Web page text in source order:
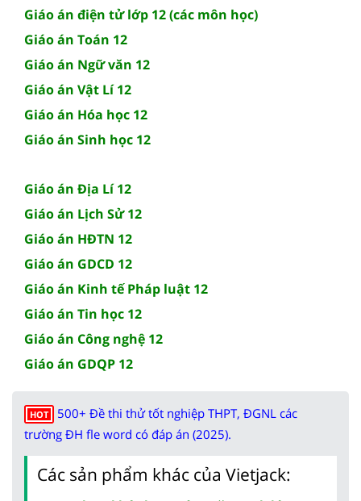
Giáo án điện tử lớp 12 (các môn học)
Giáo án Toán 12
Giáo án Ngữ văn 12
Giáo án Vật Lí 12
Giáo án Hóa học 12
Giáo án Sinh học 12
Giáo án Địa Lí 12
Giáo án Lịch Sử 12
Giáo án HĐTN 12
Giáo án GDCD 12
Giáo án Kinh tế Pháp luật 12
Giáo án Tin học 12
Giáo án Công nghệ 12
Giáo án GDQP 12
HOT
500+ Đề thi thử tốt nghiệp THPT, ĐGNL các
trường ĐH fle word có đáp án (2025).
Các sản phẩm khác của Vietjack: